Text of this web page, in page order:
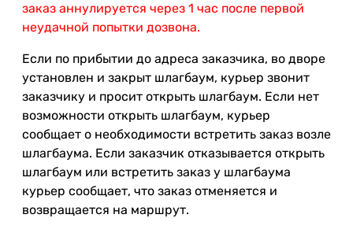
заказ аннулируется через 1 час после первой
неудачной попытки дозвона.
Если по прибытии до адреса заказчика, во дворе
установлен и закрыт шлагбаум, курьер звонит
заказчику и просит открыть шлагбаум. Если нет
возможности открыть шлагбаум, курьер
сообщает о необходимости встретить заказ возле
шлагбаума. Если заказчик отказывается открыть
шлагбаум или встретить заказ у шлагбаума
курьер сообщает, что заказ отменяется и
возвращается на маршрут.